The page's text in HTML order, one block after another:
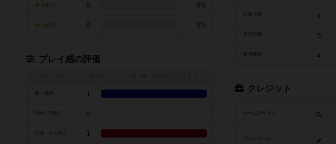
参考価格
クレジット
ゲームデザイン
アートワーク
0 0%
0 0%
プレイ感の評価
※
1
戦略・判断力 0
1